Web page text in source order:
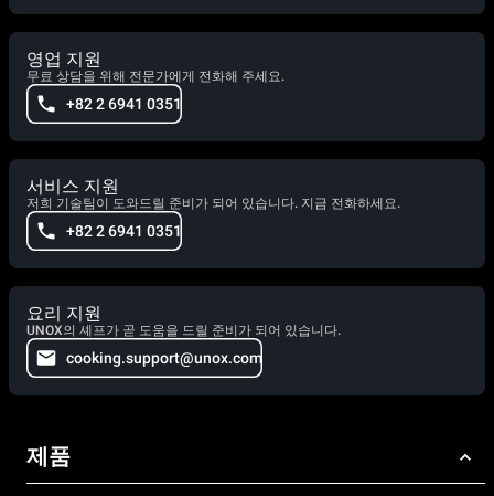
영업 지원
무료 상담을 위해 전문가에게 전화해 주세요.
+82 2 6941 0351
서비스 지원
저희 기술팀이 도와드릴 준비가 되어 있습니다. 지금 전화하세요.
+82 2 6941 0351
요리 지원
UNOX의 셰프가 곧 도움을 드릴 준비가 되어 있습니다.
cooking.support@unox.com
제품